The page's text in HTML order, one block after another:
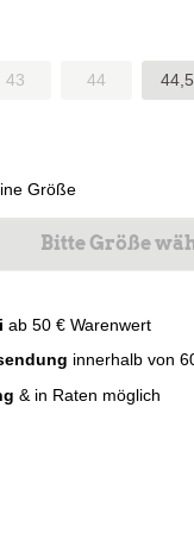
43 44 44,5
Größe
Bitte Größe
ab 50 € Warenwert
innerhalb von
& in Raten möglich